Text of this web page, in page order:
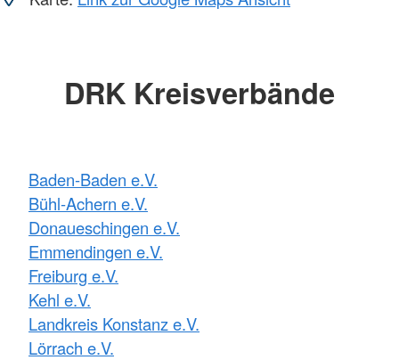
DRK Kreisverbände
Baden-Baden e.V.
Bühl-Achern e.V.
Donaueschingen e.V.
Emmendingen e.V.
Freiburg e.V.
Kehl e.V.
Landkreis Konstanz e.V.
Lörrach e.V.